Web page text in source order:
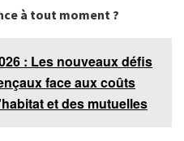
à tout moment ?
: Les nouveaux défis
face aux coûts
et des mutuelles